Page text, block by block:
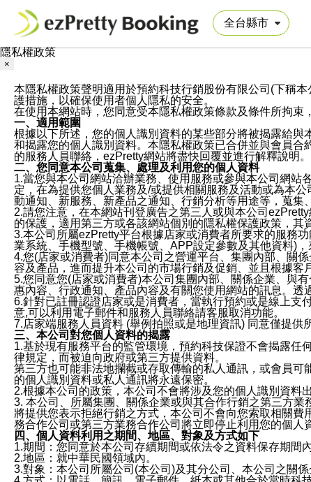
隱私權政策
×
本隱私權政策聲明適用於預約科技行銷股份有限公司(下稱
護措施，以確保使用者個人隱私的安全。
在使用本網站時，您同意受本隱私權政策條款及條件所拘束
一、適用範圍
根據以下所述，您的個人識別資料的某些部分將被揭露給
和揭露您的個人識別資料。本隱私權政策已合併並與會員
的服務人員聯絡，ezPretty網站將盡快回覆並進行解釋說明。
二、您同意本公司蒐集、處理及利用您的個人資料
1.當您與本公司網站洽辦業務、使用服務或參與本公司網站
定，在為提供您個人業務及/或提供相關服務及活動或為本
動通知、新服務、新產品之通知、行銷分析等用途等，蒐集
2.請您注意，在本網站刊登廣告之第三人或與本公司
的保護，適用第三方或各該網站個別的隱私權保護政策，
3.本公司所屬ezPretty平台根據店家或消費者所要求的服務
業系統、手機型號、手機帳號、APP設定參數及其他資料)
4.您(店家或消費者)同意本公司之營運平台、集團內部、關
容及產品，進而提升本公司的市場行銷及促銷、並且根據客
5.您同意您(店家或消費者)本公司集團內部、關係企業、與
惠內容、行政通知、產品內容及有關您使用網站的訊息。透
6.針對已註冊認證店家或是消費者，當執行預約或是線上
意,可以利用電子郵件和服務人員聯絡請客服取消功能。
7.店家端服務人員資料 (舉例拍照或是地理資訊) 同意僅提供
三、本公司對您個人資料的揭露
1.基於現有服務平台的監管環境，預約科技保證不會揭露
律規定，而被迫向政府或第三方提供資料。
第三方也可能非法地攔截或存取傳輸的私人通訊，或會員
的個人識別資料或私人通訊將永遠保密。
2.根據本公司的政策，本公司不會將涉及您的個人識別資料
3. 本公司、所屬集團、關係企業或與其合作行銷之第三方
將提供您表示拒絕行銷之方式，本公司不會向您索取相關
務合作公司或第三方業務合作公司將立即停止利用您的個人
四、個人資料利用之期間、地區、對象及方式如下
1.期間：您同意於本公司存續期間或依法令之資料保存期間
2.地區：就中華民國領域內。
3.對象：本公司所屬公司(本公司)及其分公司、本公司之關